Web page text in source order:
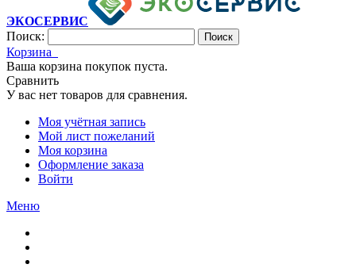
ЭКОСЕРВИС
Поиск:
Поиск
Корзина
Ваша корзина покупок пуста.
Сравнить
У вас нет товаров для сравнения.
Моя учётная запись
Мой лист пожеланий
Моя корзина
Оформление заказа
Войти
Меню